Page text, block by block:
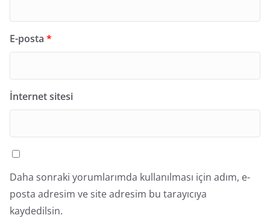
E-posta *
İnternet sitesi
Daha sonraki yorumlarımda kullanılması için adım, e-
posta adresim ve site adresim bu tarayıcıya
kaydedilsin.